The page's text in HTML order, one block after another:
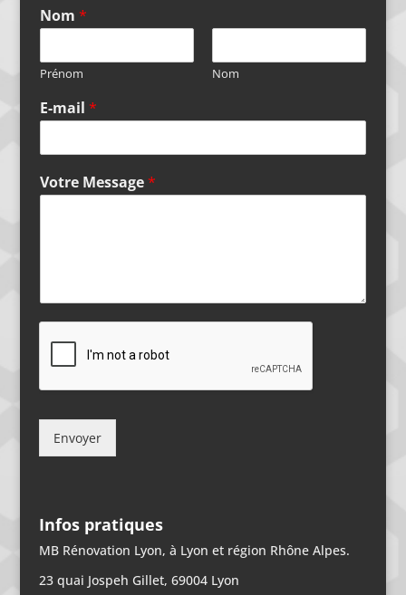
Nom *
Prénom Nom
E-mail *
Votre Message*
Envoyer
Infos pratiques
MB Rénovation Lyon, à Lyon et région Rhône Alpes.
23 quai Jospeh Gillet, 69004 Lyon